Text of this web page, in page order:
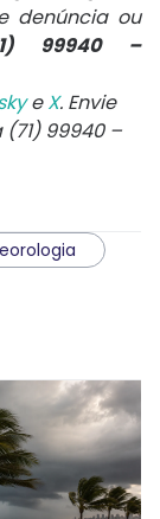
denúncia ou
99940 –
eX. Envie
99940 –